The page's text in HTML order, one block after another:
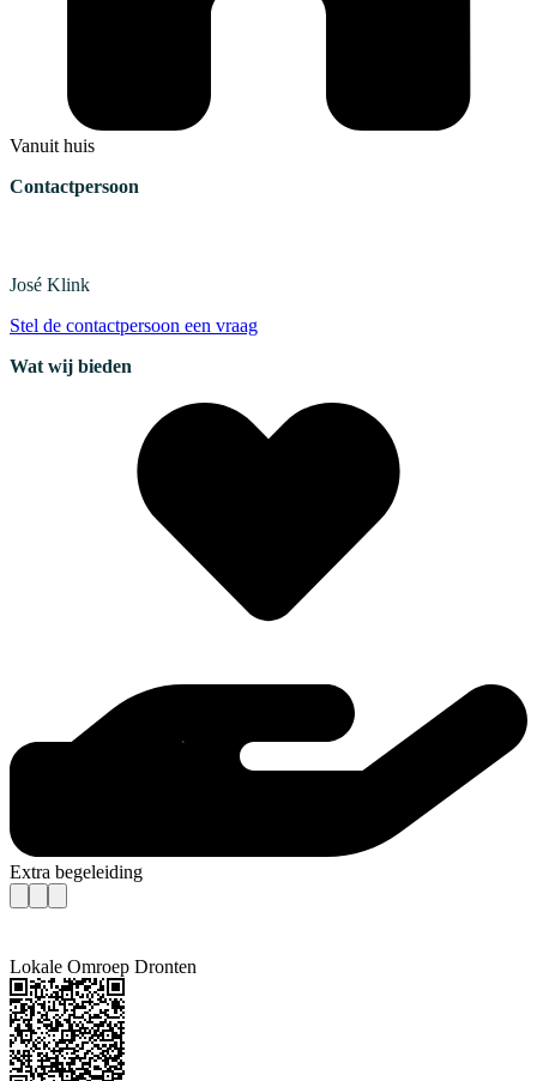
Vanuit huis
Contactpersoon
José Klink
Stel de contactpersoon een vraag
Wat wij bieden
Extra begeleiding
Lokale Omroep Dronten